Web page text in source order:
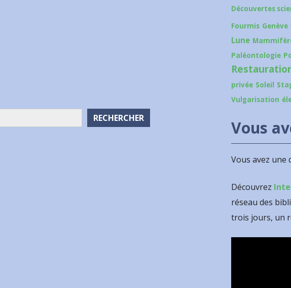
RECHERCHER
Découvertes
Fourmis Genève
Lune
Paléontologie
privée Soleil
Vulgarisation
Vous
Vous avez une
Découvrez
réseau des
trois jours, un